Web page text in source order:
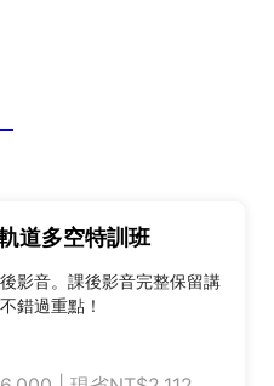
道多空特訓班
影音。課後影音完整保留講
錯過重點！